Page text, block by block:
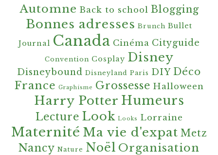
Automne Back to school Blogging
Bonnes adresses Brunch Bullet
Journal Canada Cinéma Cityguide
Convention Cosplay Disney
Disneybound Disneyland Paris DIY Déco
France Graphisme Grossesse Halloween
Harry Potter Humeurs
Lecture Look Looks Lorraine
Maternité Ma vie d'expat Metz
Nancy Nature Noël Organisation